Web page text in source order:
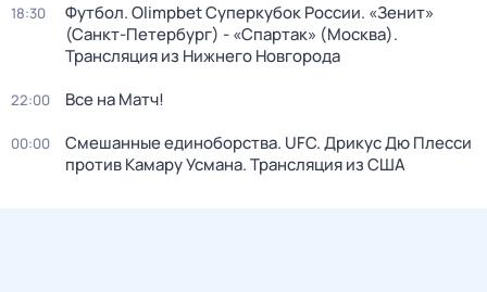
18:30
Футбол. Olimpbet Суперкубок России. «Зенит»
(Санкт-Петербург) - «Спартак» (Москва).
Трансляция из Нижнего Новгорода
22:00 Все на Матч!
00:00
Смешанные единоборства. UFC. Дрикус Дю Плесси
против Камару Усмана. Трансляция из США